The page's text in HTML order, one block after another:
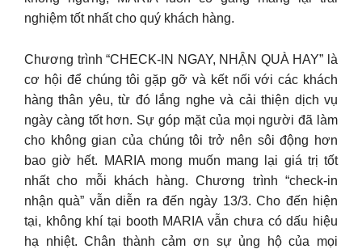
nghiệm tốt nhất cho quý khách hàng.
Chương trình “CHECK-IN NGAY, NHẬN QUÀ HAY” là
cơ hội để chúng tôi gặp gỡ và kết nối với các khách
hàng thân yêu, từ đó lắng nghe và cải thiện dịch vụ
ngày càng tốt hơn. Sự góp mặt của mọi người đã làm
cho không gian của chúng tôi trở nên sôi động hơn
bao giờ hết. MARIA mong muốn mang lại giá trị tốt
nhất cho mỗi khách hàng. Chương trình “check-in
nhận quà” vẫn diễn ra đến ngày 13/3. Cho đến hiện
tại, không khí tại booth MARIA vẫn chưa có dấu hiệu
hạ nhiệt. Chân thành cảm ơn sự ủng hộ của mọi